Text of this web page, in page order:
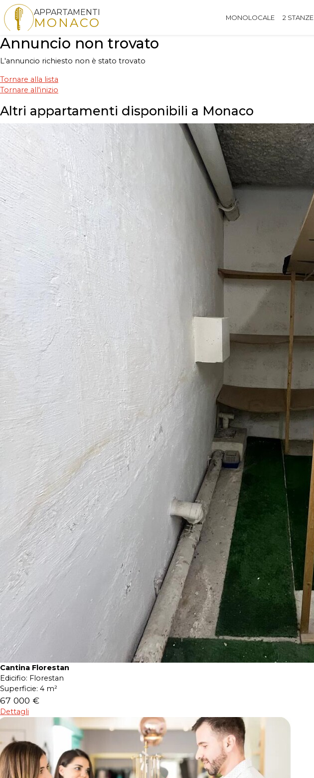
APPARTAMENTI
MONACO MONOLOCALE 2 STANZE
Annuncio non trovato
L'annuncio richiesto non è stato trovato
Tornare alla lista
Tornare all'inizio
Altri appartamenti disponibili a Monaco
Cantina Florestan
Edicifio: Florestan
Superficie: 4 m²
67 000 €
Dettagli